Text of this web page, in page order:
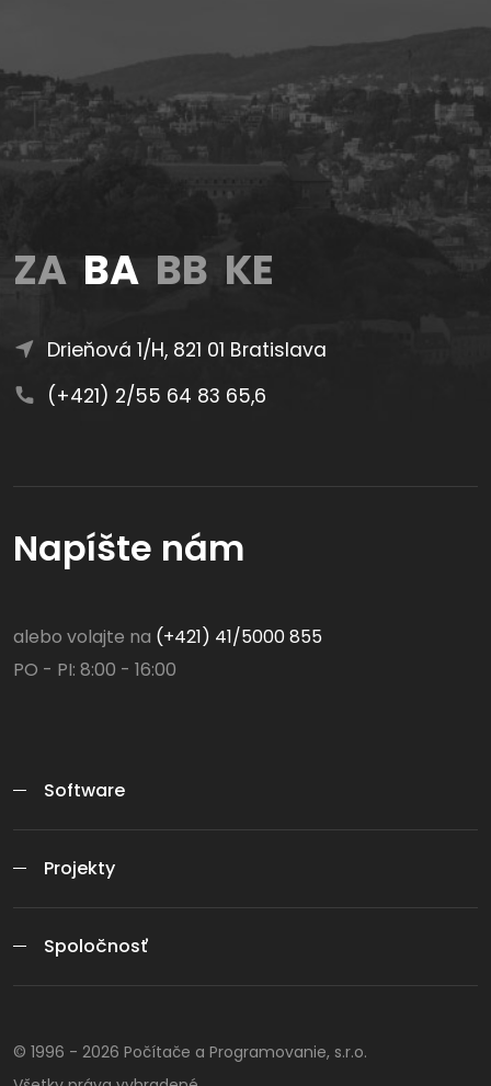
ZA BA BB KE
Drieňová 1/H, 821 01 Bratislava
(+421) 2/55 64 83 65,6
Napíšte nám
alebo volajte na (+421) 41/5000 855
PO - PI: 8:00 - 16:00
Software
Projekty
Spoločnosť
© 1996 - 2026 Počítače a Programovanie, s.r.o.